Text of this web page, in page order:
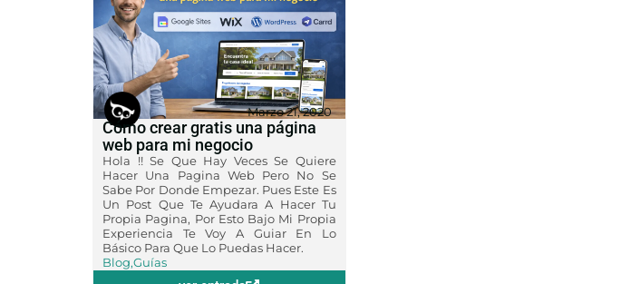
Marzo 21, 2020
Cómo crear gratis una página
web para mi negocio
Hola !! Se Que Hay Veces Se Quiere
Hacer Una Pagina Web Pero No Se
Sabe Por Donde Empezar. Pues Este Es
Un Post Que Te Ayudara A Hacer Tu
Propia Pagina, Por Esto Bajo Mi Propia
Experiencia Te Voy A Guiar En Lo
Básico Para Que Lo Puedas Hacer.
Blog,Guías